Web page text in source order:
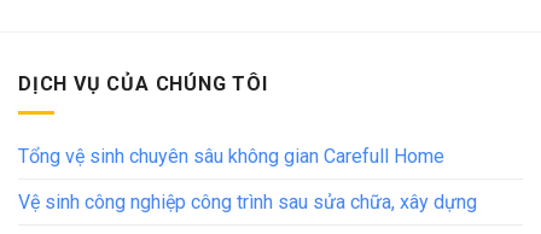
DỊCH VỤ CỦA CHÚNG TÔI
Tổng vệ sinh chuyên sâu không gian Carefull Home
Vệ sinh công nghiệp công trình sau sửa chữa, xây dựng